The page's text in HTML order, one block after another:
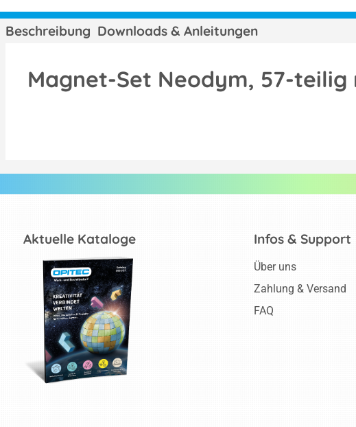
Beschreibung Downloads & Anleitungen
Magnet-Set Neodym, 57-teilig
Aktuelle Kataloge Infos & Support
Über uns
Zahlung & Versand
FAQ